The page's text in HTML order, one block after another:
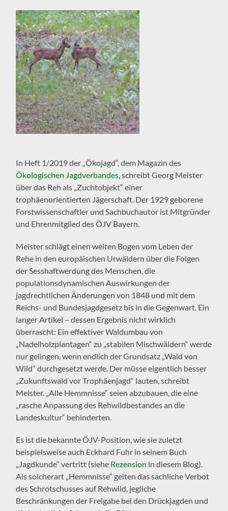
In Heft 1/2019 der „Ökojagd“, dem Magazin des
Ökologischen Jagdverbandes, schreibt Georg Meister
über das Reh als „Zuchtobjekt“ einer
trophäenorientierten Jägerschaft. Der 1929 geborene
Forstwissenschaftler und Sachbuchautor ist Mitgründer
und Ehrenmitglied des ÖJV Bayern.
Meister schlägt einen weiten Bogen vom Leben der
Rehe in den europäischen Urwäldern über die Folgen
der Sesshaftwerdung des Menschen, die
populationsdynamischen Auswirkungen der
jagdrechtlichen Änderungen von 1848 und mit dem
Reichs- und Bundesjagdgesetz bis in die Gegenwart. Ein
langer Artikel – dessen Ergebnis nicht wirklich
überrascht: Ein effektiver Waldumbau von
„Nadelholzplantagen“ zu „stabilen Mischwäldern“ werde
nur gelingen, wenn endlich der Grundsatz „Wald von
Wild“ durchgesetzt werde. Der müsse eigentlich besser
„Zukunftswald vor Trophäenjagd“ lauten, schreibt
Meister. „Alle Hemmnisse“ seien abzubauen, die eine
„rasche Anpassung des Rehwildbestandes an die
Landeskultur“ behinderten.
Es ist die bekannte ÖJV-Position, wie sie zuletzt
beispielsweise auch Eckhard Fuhr in seinem Buch
„Jagdkunde“ vertritt (siehe Rezension in diesem Blog).
Als solcherart „Hemmnisse“ gelten das sachliche Verbot
des Schrotschusses auf Rehwild, jegliche
Beschränkungen der Freigabe bei den Drückjagden und